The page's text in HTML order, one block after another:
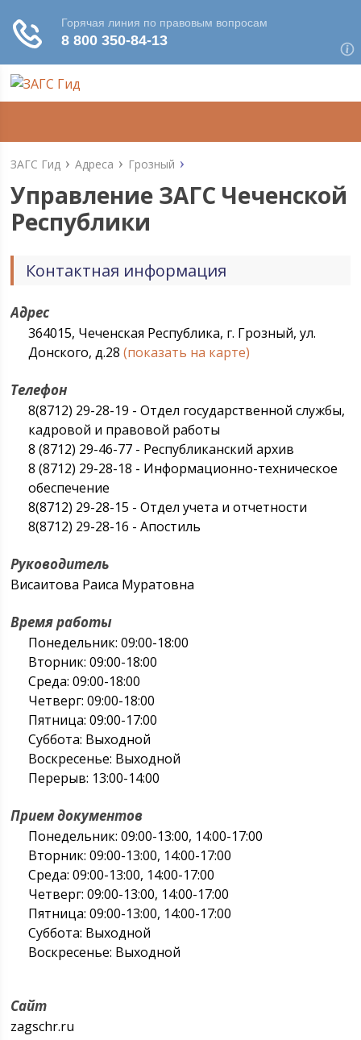
ЗАГС Гид Адреса Грозный
Управление ЗАГС Чеченской
Республики
Контактная информация
Адрес
364015, Чеченская Республика, г. Грозный, ул.
Донского, д.28(показать на карте)
Телефон
8(8712) 29-28-19 - Отдел государственной службы,
кадровой и правовой работы
8 (8712) 29-46-77 - Республиканский архив
8 (8712) 29-28-18 - Информационно-техническое
обеспечение
8(8712) 29-28-15 - Отдел учета и отчетности
8(8712) 29-28-16 - Апостиль
Руководитель
Висаитова Раиса Муратовна
Время работы
Понедельник: 09:00-18:00
Вторник: 09:00-18:00
Среда: 09:00-18:00
Четверг: 09:00-18:00
Пятница: 09:00-17:00
Суббота: Выходной
Воскресенье: Выходной
Перерыв: 13:00-14:00
Прием документов
Понедельник: 09:00-13:00, 14:00-17:00
Вторник: 09:00-13:00, 14:00-17:00
Среда: 09:00-13:00, 14:00-17:00
Четверг: 09:00-13:00, 14:00-17:00
Пятница: 09:00-13:00, 14:00-17:00
Суббота: Выходной
Воскресенье: Выходной
Сайт
zagschr.ru